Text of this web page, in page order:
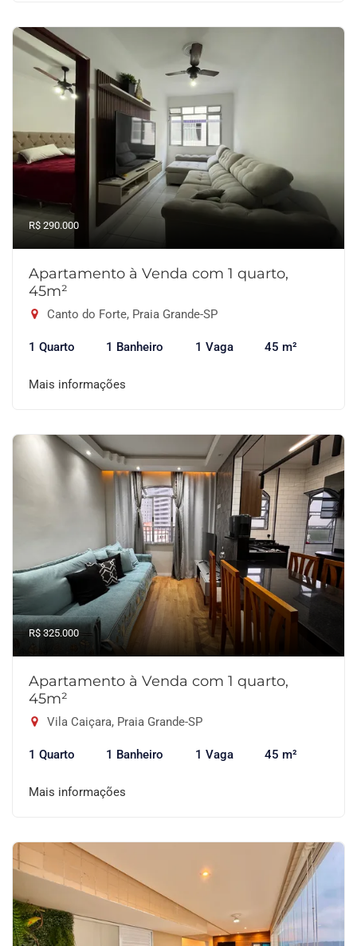
R$ 290.000
Apartamento à Venda com 1 quarto,
45m²
Canto do Forte, Praia Grande-SP
1 Quarto 1 Banheiro 1 Vaga 45 m²
Mais informações
R$ 325.000
Apartamento à Venda com 1 quarto,
45m²
Vila Caiçara, Praia Grande-SP
1 Quarto 1 Banheiro 1 Vaga 45 m²
Mais informações